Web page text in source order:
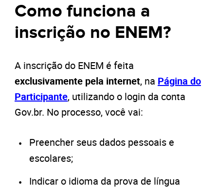
Como funciona a
inscrição no ENEM?
A inscrição do ENEM é feita
exclusivamente pela internet, na Página do
Participante, utilizando o login da conta
Gov.br. No processo, você vai:
Preencher seus dados pessoais e
escolares;
Indicar o idioma da prova de língua